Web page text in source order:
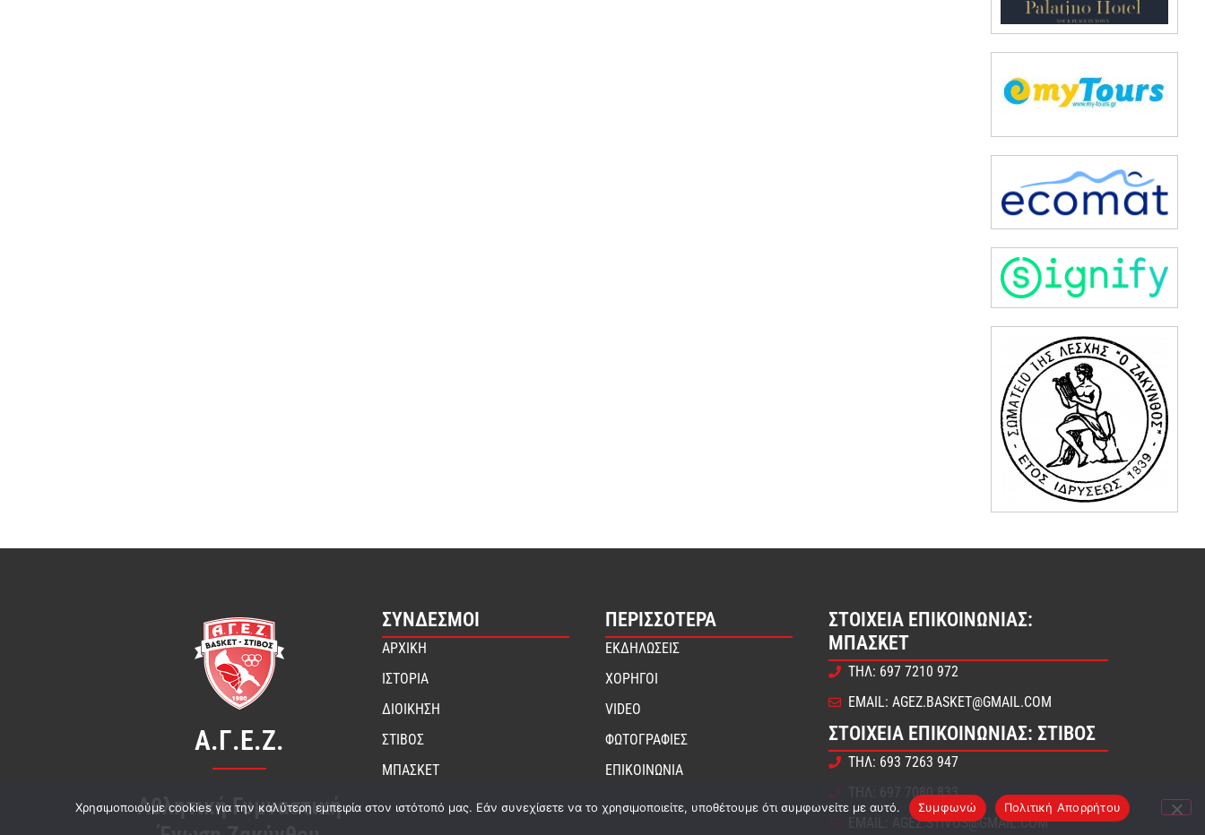
Α.Γ.Ε.Ζ.
Αθλητική Γυμναστική
ΣΎΝΔΕΣΜΟΙ
ΑΡΧΙΚΗ
ΙΣΤΟΡΙΑ
ΔΙΟΙΚΗΣΗ
ΣΤΙΒΟΣ
ΜΠΑΣΚΕΤ
ΠΕΡΙΣΣΟΤΕΡΑ
ΕΚΔΗΛΩΣΕΙΣ
ΧΟΡΗΓΟΙ
VIDEO
ΦΩΤΟΓΡΑΦΙΕΣ
ΕΠΙΚΟΙΝΩΝΙΑ
ΣΤΟΙΧΕΊΑ ΕΠΙΚΟΙΝΩΝΊΑΣ:
ΜΠΆΣΚΕΤ
ΤΗΛ: 697 7210 972
EMAIL: AGEZ.BASKET@GMAIL.COM
ΣΤΟΙΧΕΊΑ ΕΠΙΚΟΙΝΩΝΊΑΣ: ΣΤΊΒΟΣ
ΤΗΛ: 693 7263 947
ΤΗΛ: 697 7080 833
EMAIL: AGEZ.STIVOS@GMAIL.COM
Χρησιμοποιούμε cookies για την καλύτερη εμπειρία στον ιστότοπό μας. Εάν συνεχίσετε να το χρησιμοποιείτε, υποθέτουμε ότι συμφωνείτε με αυτό. Συμφωνώ Πολιτική Απορρήτου